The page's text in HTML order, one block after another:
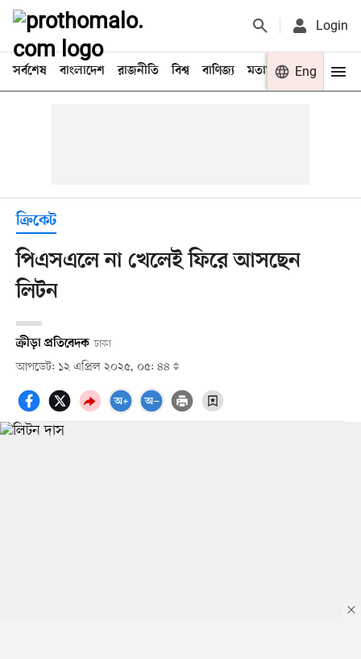
Login
সর্বশেষ বাংলাদেশ রাজনীতি বিশ্ব বাণিজ্য মতামত খেলা
Eng
ক্রিকেট
পিএসএলে না খেলেই ফিরে আসছেন
লিটন
ক্রীড়া প্রতিবেদক ঢাকা
আপডেট: ১২ এপ্রিল ২০২৫, ০৫: ৪৪